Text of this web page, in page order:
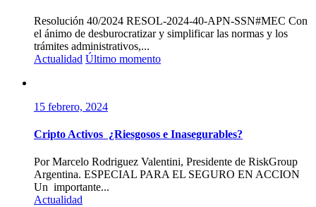
Resolución 40/2024 RESOL-2024-40-APN-SSN#MEC Con
el ánimo de desburocratizar y simplificar las normas y los
trámites administrativos,...
Actualidad Último momento
15 febrero, 2024
Cripto Activos ¿Riesgosos e Inasegurables?
Por Marcelo Rodriguez Valentini, Presidente de RiskGroup
Argentina. ESPECIAL PARA EL SEGURO EN ACCION
Un importante...
Actualidad